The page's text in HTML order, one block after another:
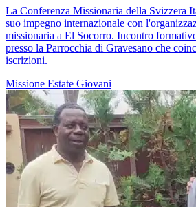
La Conferenza Missionaria della Svizzera
suo impegno internazionale con
missionaria a El Socorro. Incontro
presso la Parrocchia di Gravesano che
iscrizioni.
Missione Estate Giovani